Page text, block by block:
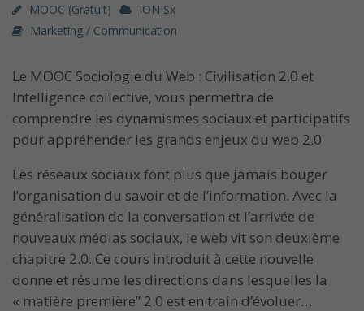
MOOC (gratuit)
IONISx
Marketing / Communication
Le MOOC Sociologie du Web : Civilisation 2.0 et
Intelligence collective, vous permettra de
comprendre les dynamismes sociaux et participatifs
pour appréhender les grands enjeux du web 2.0
Les réseaux sociaux font plus que jamais bouger
l’organisation du savoir et de l’information. Avec la
généralisation de la conversation et l’arrivée de
nouveaux médias sociaux, le web vit son deuxième
chapitre 2.0. Ce cours introduit à cette nouvelle
donne et résume les directions dans lesquelles la
« matière première” 2.0 est en train d’évoluer…